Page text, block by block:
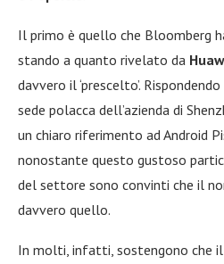
Il primo è quello che Bloomberg
stando a quanto rivelato da
davvero il ‘prescelto’.
sede polacca dell’azienda di
un chiaro riferimento ad Android
nonostante questo gustoso
del settore sono convinti che il
davvero quello.
In molti, infatti, sostengono che